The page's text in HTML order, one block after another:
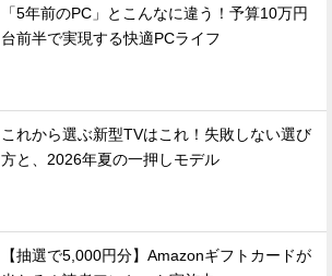
「5年前のPC」とこんなに違う！予算10万円
台前半で実現する快適PCライフ
これから選ぶ新型TVはこれ！失敗しない選び
方と、2026年夏の一押しモデル
【抽選で5,000円分】Amazonギフトカードが